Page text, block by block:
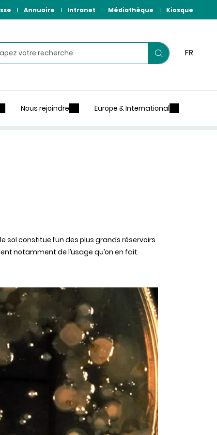
Annuaire Intranet Médiathèque Kiosque
Lancer
FR
Nous rejoindre Europe & International
sol constitue l’un des plus grands réservoirs
notamment de l’usage qu’on en fait.